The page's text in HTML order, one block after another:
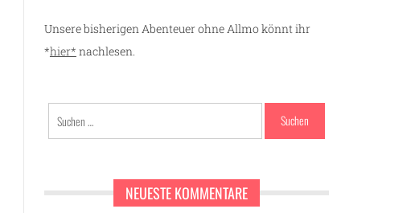
Unsere bisherigen Abenteuer ohne Allmo könnt ihr
*hier* nachlesen.
Suchen
nach:
NEUESTE KOMMENTARE